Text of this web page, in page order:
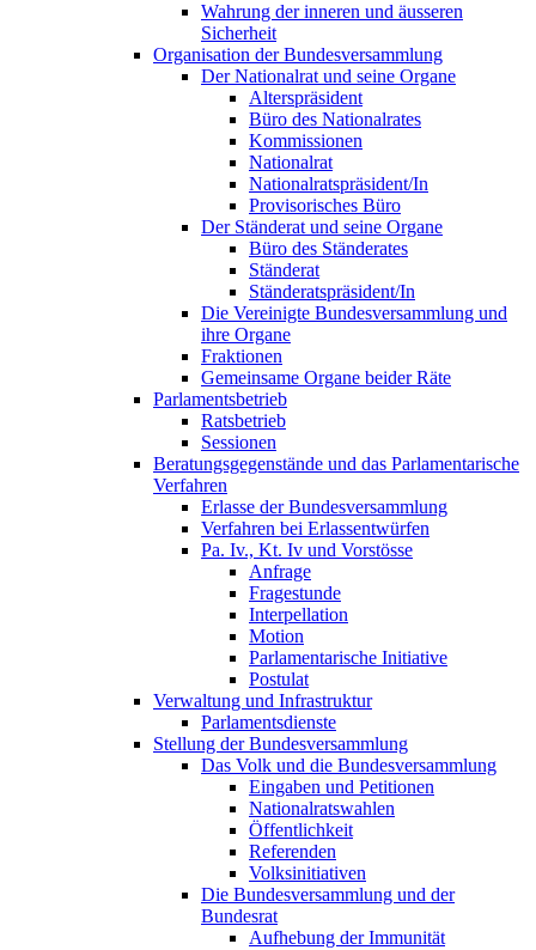
Wahrung der inneren und äusseren
Sicherheit
Organisation der Bundesversammlung
Der Nationalrat und seine Organe
Alterspräsident
Büro des Nationalrates
Kommissionen
Nationalrat
Nationalratspräsident/In
Provisorisches Büro
Der Ständerat und seine Organe
Büro des Ständerates
Ständerat
Ständeratspräsident/In
Die Vereinigte Bundesversammlung und
ihre Organe
Fraktionen
Gemeinsame Organe beider Räte
Parlamentsbetrieb
Ratsbetrieb
Sessionen
Beratungsgegenstände und das Parlamentarische
Verfahren
Erlasse der Bundesversammlung
Verfahren bei Erlassentwürfen
Pa. Iv., Kt. Iv und Vorstösse
Anfrage
Fragestunde
Interpellation
Motion
Parlamentarische Initiative
Postulat
Verwaltung und Infrastruktur
Parlamentsdienste
Stellung der Bundesversammlung
Das Volk und die Bundesversammlung
Eingaben und Petitionen
Nationalratswahlen
Öffentlichkeit
Referenden
Volksinitiativen
Die Bundesversammlung und der
Bundesrat
Aufhebung der Immunität